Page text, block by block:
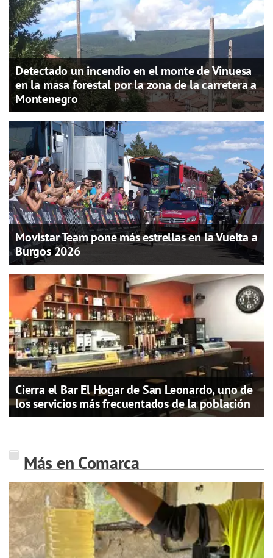
Detectado un incendio en el monte de Vinuesa
en la masa forestal por la zona de la carretera a
Montenegro
Movistar Team pone más estrellas en la Vuelta a
Burgos 2026
Cierra el Bar El Hogar de San Leonardo, uno de
los servicios más frecuentados de la población
Más en Comarca